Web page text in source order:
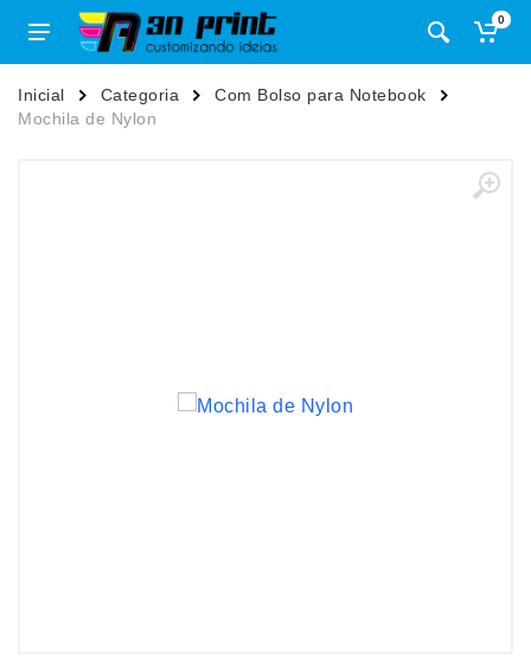
0
Inicial Categoria
Com Bolso para Notebook
Mochila de Nylon